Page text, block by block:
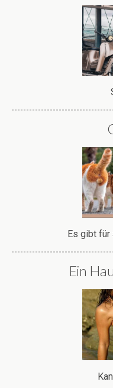
Es gibt für
Ein